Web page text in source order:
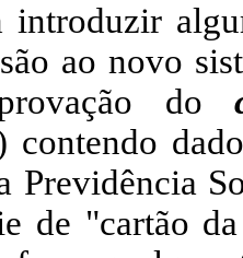
introduzir
ao novo
do
contendo
Previdência
de "cartão